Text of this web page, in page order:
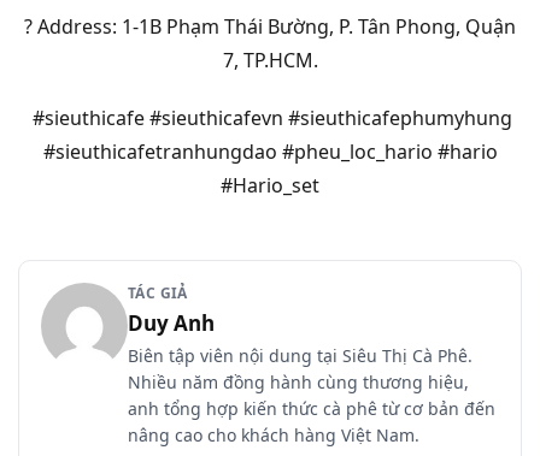
? Address: 1-1B Phạm Thái Bường, P. Tân Phong, Quận
7, TP.HCM.
#sieuthicafe #sieuthicafevn #sieuthicafephumyhung
#sieuthicafetranhungdao #pheu_loc_hario #hario
#Hario_set
TÁC GIẢ
Duy Anh
Biên tập viên nội dung tại Siêu Thị Cà Phê.
Nhiều năm đồng hành cùng thương hiệu,
anh tổng hợp kiến thức cà phê từ cơ bản đến
nâng cao cho khách hàng Việt Nam.